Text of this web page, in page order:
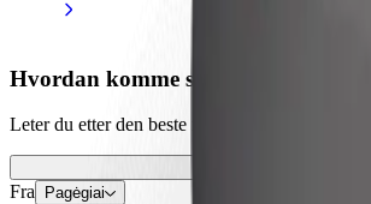
Hvordan komme seg fra Pagėgiai til
Leter du etter den beste måten å reise fra
Fra Pagėgiai